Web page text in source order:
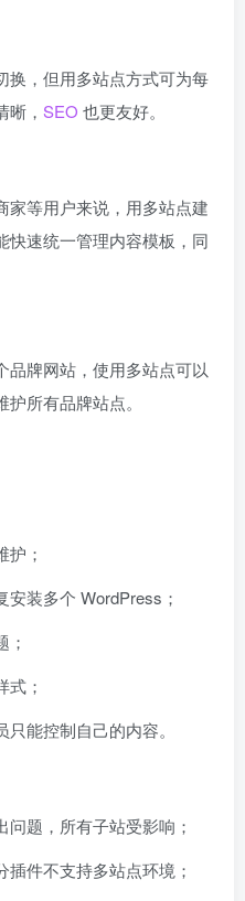
换，但用多站点方式可为每
， SEO 也更友好。
家等用户来说，用多站点建
快速统一管理内容模板，同
品牌网站，使用多站点可以
所有品牌站点。
护；
装多个 WordPress；
；
能控制自己的内容。
题，所有子站受影响；
插件不支持多站点环境；